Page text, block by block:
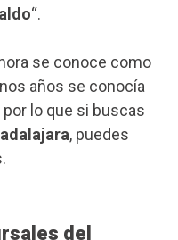
“.
se conoce como
años se conocía
lo que si buscas
, puedes
del